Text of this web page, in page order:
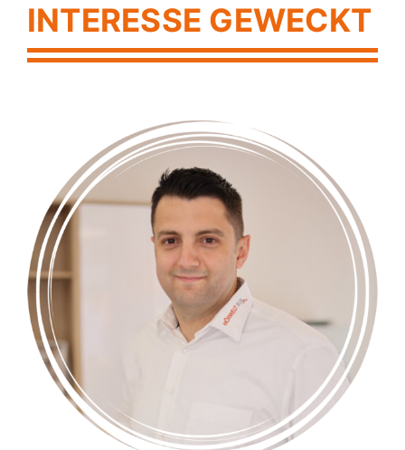
INTERESSE GEWECKT